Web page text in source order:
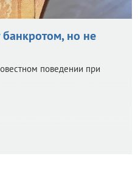
но не
поведении при